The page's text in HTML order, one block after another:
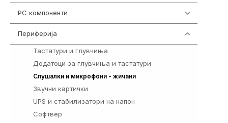
PC компоненти
Периферија
Тастатури и глувчиња
Додатоци за глувчиња и тастатури
Слушалки и микрофони - жичани
Звучни картички
UPS и стабилизатори на напон
Софтвер